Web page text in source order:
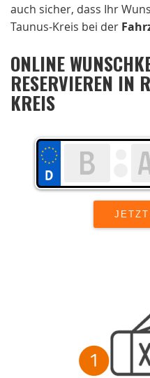
auch sicher, dass Ihr
Taunus-Kreis bei der
ONLINE
RESERVIEREN IN
KREIS